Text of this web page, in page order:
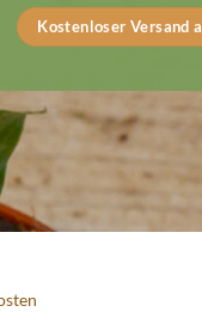
Kostenloser Versand